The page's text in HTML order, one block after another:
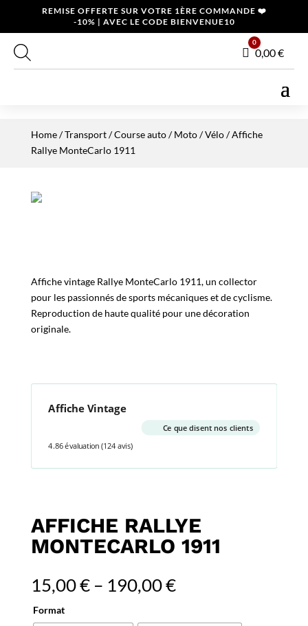
REMISE OFFERTE SUR VOTRE 1ÈRE COMMANDE ❤️
-10% | AVEC LE CODE BIENVENUE10
Panier
0
0,00€
Home/Transport/Course auto / Moto / Vélo/ Affiche
Rallye MonteCarlo 1911
Affiche vintage Rallye MonteCarlo 1911, un collector
pour les passionnés de sports mécaniques et de cyclisme.
Reproduction de haute qualité pour une décoration
originale.
Affiche Vintage
Ce que disent nos clients
4.86 évaluation (124 avis)
AFFICHE RALLYE
MONTECARLO 1911
15,00€– 190,00€
Format